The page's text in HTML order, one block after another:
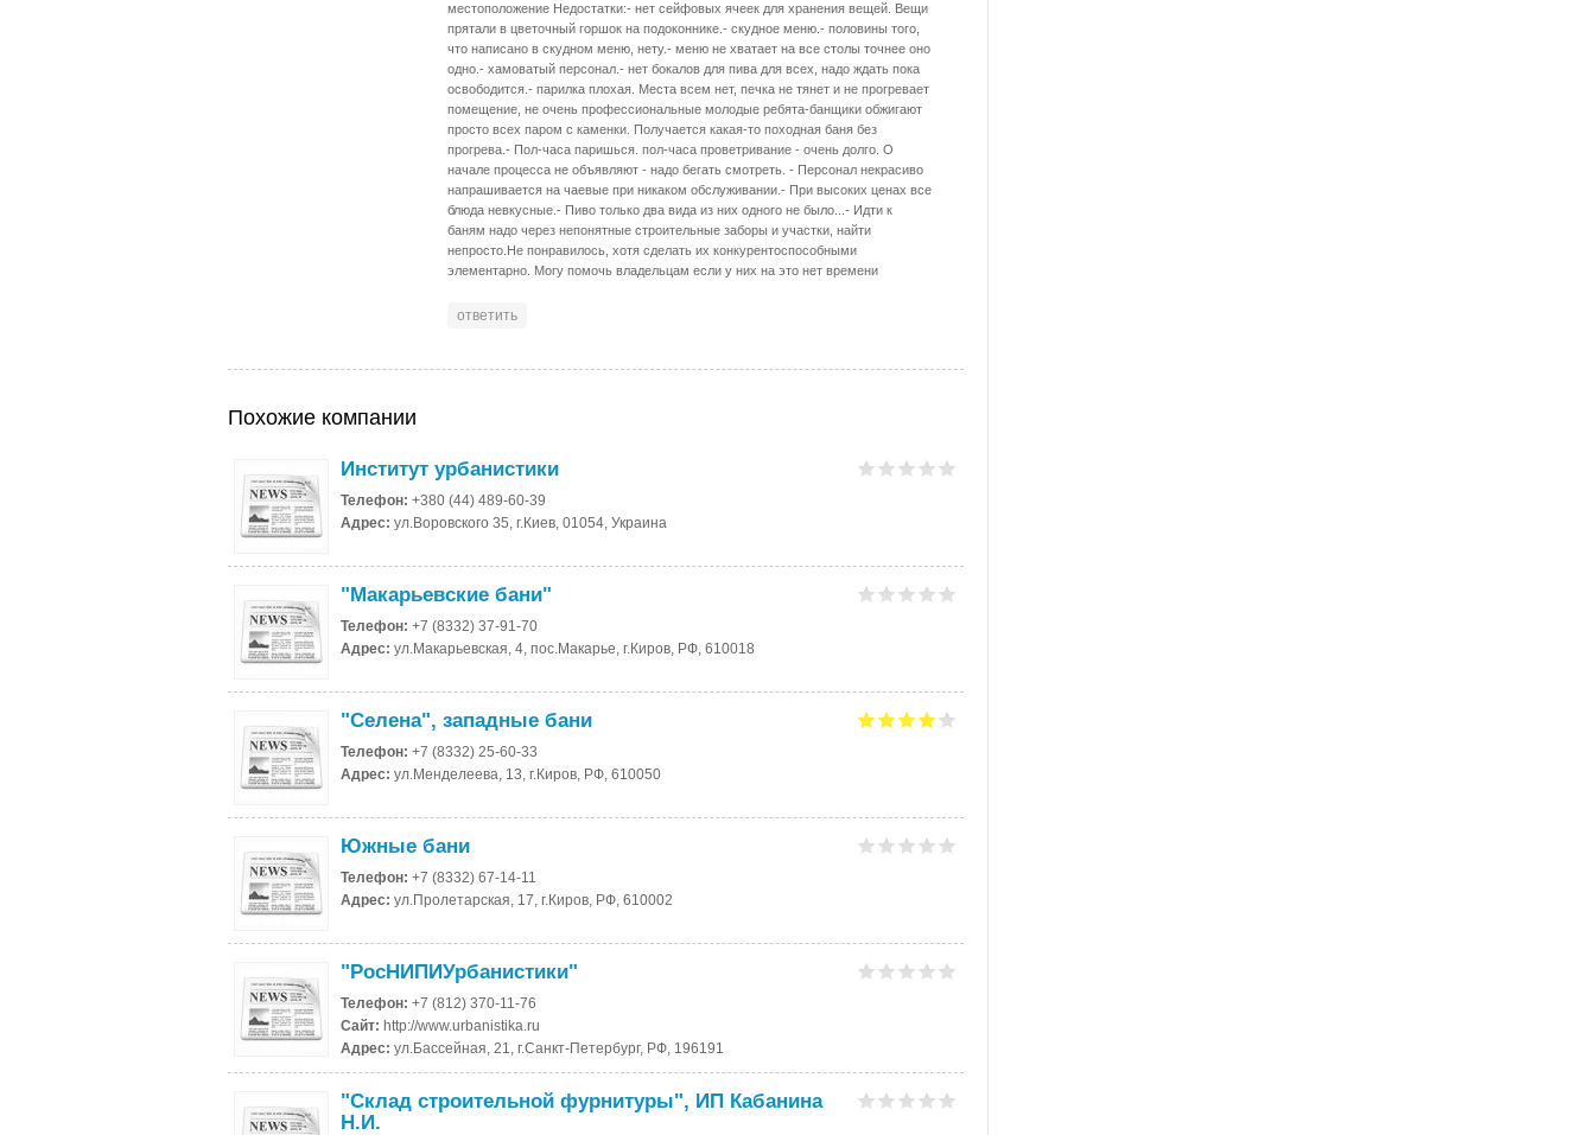
местоположение Недостатки:- нет сейфовых ячеек для хранения вещей. Вещи
прятали в цветочный горшок на подоконнике.- скудное меню.- половины того,
что написано в скудном меню, нету.- меню не хватает на все столы точнее оно
одно.- хамоватый персонал.- нет бокалов для пива для всех, надо ждать пока
освободится.- парилка плохая. Места всем нет, печка не тянет и не прогревает
помещение, не очень профессиональные молодые ребята-банщики обжигают
просто всех паром с каменки. Получается какая-то походная баня без
прогрева.- Пол-часа паришься. пол-часа проветривание - очень долго. О
начале процесса не объявляют - надо бегать смотреть. - Персонал некрасиво
напрашивается на чаевые при никаком обслуживании.- При высоких ценах все
блюда невкусные.- Пиво только два вида из них одного не было...- Идти к
баням надо через непонятные строительные заборы и участки, найти
непросто.Не понравилось, хотя сделать их конкурентоспособными
элементарно. Могу помочь владельцам если у них на это нет времени
ответить
Похожие компании
Институт урбанистики
Телефон: +380 (44) 489-60-39
Адрес: ул.Воровского 35, г.Киев, 01054, Украина
"Макарьевские бани"
Телефон: +7 (8332) 37-91-70
Адрес: ул.Макарьевская, 4, пос.Макарье, г.Киров, РФ, 610018
"Селена", западные бани
Телефон: +7 (8332) 25-60-33
Адрес: ул.Менделеева, 13, г.Киров, РФ, 610050
Южные бани
Телефон: +7 (8332) 67-14-11
Адрес: ул.Пролетарская, 17, г.Киров, РФ, 610002
"РосНИПИУрбанистики"
Телефон: +7 (812) 370-11-76
Сайт: http://www.urbanistika.ru
Адрес: ул.Бассейная, 21, г.Санкт-Петербург, РФ, 196191
"Склад строительной фурнитуры", ИП Кабанина
Н.И.